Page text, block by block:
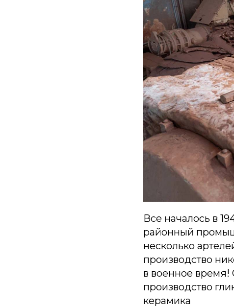
Все началось в
районный
несколько
производство
в военное
производство
керамика